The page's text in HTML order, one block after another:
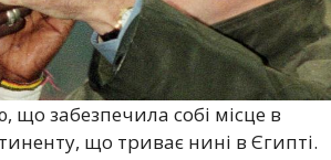
забезпечила собі місце в
що триває нині в Єгипті.